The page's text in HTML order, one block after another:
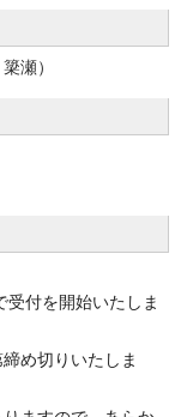
瀬）
付を開始いたしま
め切りいたしま